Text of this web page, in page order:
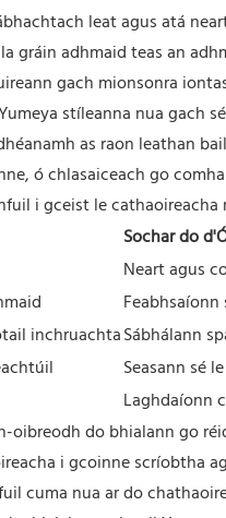
leat agus atá
gráin adhmaid teas an
gach mionsonra
stíleanna nua gach
as raon leathan
ó chlasaiceach go
i gceist le
Sochar do
Neart agus
inchruachtaSábhálann
Seasann sé
Laghdaíonn
oibreodh do bhialann go
i gcoinne scríobtha
cuma nua ar do